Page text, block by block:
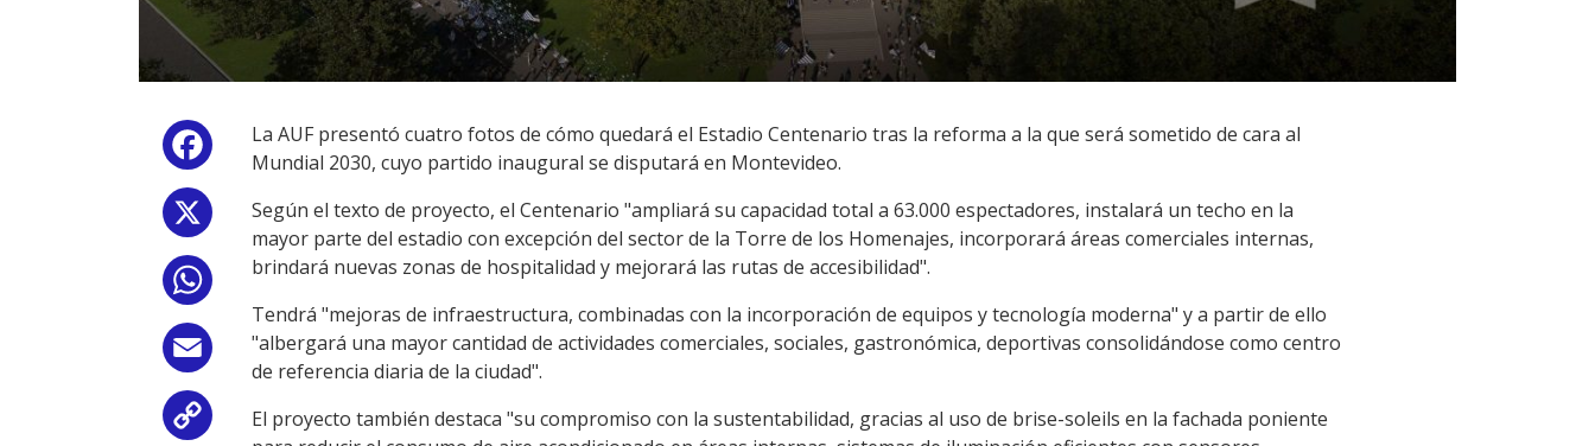
Facebook
Email
Copy
La AUF presentó cuatro fotos de cómo quedará el Estadio Centenario tras la reforma a la que será sometido de cara al
Mundial 2030, cuyo partido inaugural se disputará en Montevideo.
Según el texto de proyecto, el Centenario "ampliará su capacidad total a 63.000 espectadores, instalará un techo en la
mayor parte del estadio con excepción del sector de la Torre de los Homenajes, incorporará áreas comerciales internas,
brindará nuevas zonas de hospitalidad y mejorará las rutas de accesibilidad".
Tendrá "mejoras de infraestructura, combinadas con la incorporación de equipos y tecnología moderna" y a partir de ello
"albergará una mayor cantidad de actividades comerciales, sociales, gastronómica, deportivas consolidándose como centro
de referencia diaria de la ciudad".
El proyecto también destaca "su compromiso con la sustentabilidad, gracias al uso de brise-soleils en la fachada poniente